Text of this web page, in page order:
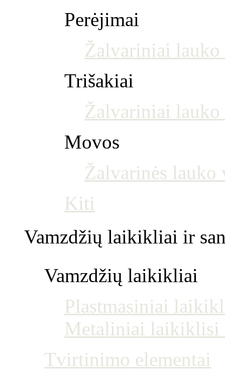
Perėjimai
Žalvariniai
Trišakiai
Žalvariniai
Movos
Žalvarinės lauko
Kiti
Vamzdžių laikikliai ir
Vamzdžių laikikliai
Plastmasiniai
Metaliniai laikiklisi
Tvirtinimo elementai